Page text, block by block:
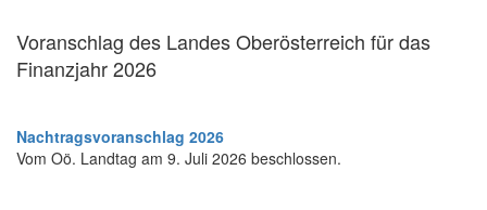
Voranschlag des Landes Oberösterreich für das
Finanzjahr 2026
Nachtragsvoranschlag 2026
Vom Oö. Landtag am 9. Juli 2026 beschlossen.